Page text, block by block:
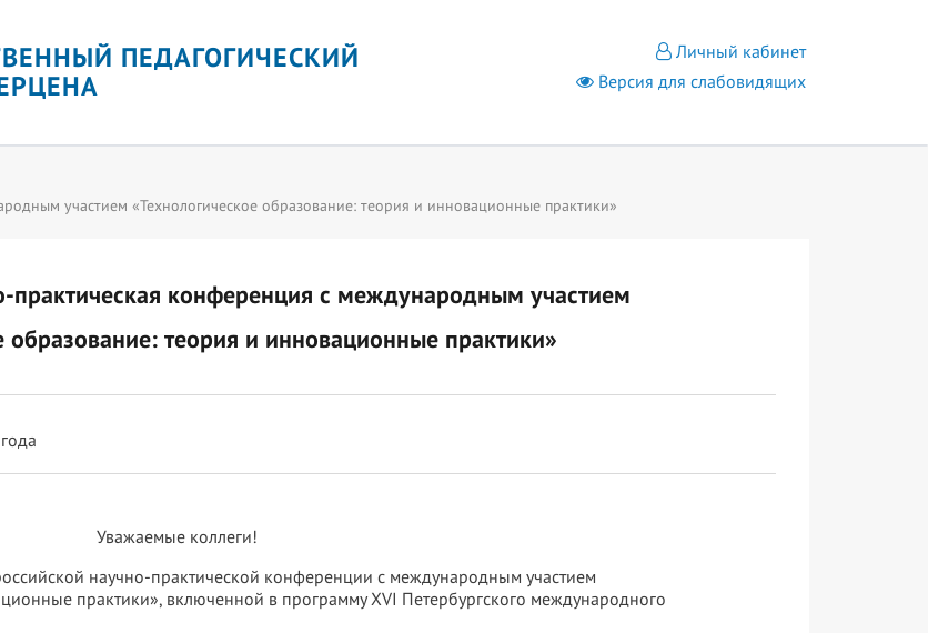
ПЕДАГОГИЧЕСКИЙ
Личный кабинет
Версия для слабовидящих
участием «Технологическое образование: теория и инновационные практики»
практическая конференция с международным участием
образование: теория и инновационные практики»
Уважаемые коллеги!
научно-практической конференции с международным участием
практики», включенной в программу XVI Петербургского международного